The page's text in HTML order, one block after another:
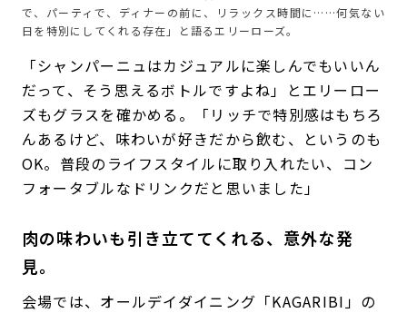
で、パーティで、ディナーの前に、リラックス時間に……何気ない
日を特別にしてくれる存在」と語るエリーローズ。
「シャンパーニュはカジュアルに楽しんでもいいん
だって、そう思えるボトルですよね」とエリーロー
ズもグラスを確かめる。「リッチで特別感はもちろ
んあるけど、味わいが好きだから飲む、というのも
OK。普段のライフスタイルに取り入れたい、コン
フォータブルなドリンクだと思いました」
肉の味わいも引き立ててくれる、意外な発
見。
会場では、オールデイダイニング「KAGARIBI」の